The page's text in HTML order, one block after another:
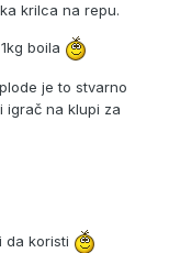
krilca na repu.
boila
je to stvarno
igrač na klupi za
da koristi